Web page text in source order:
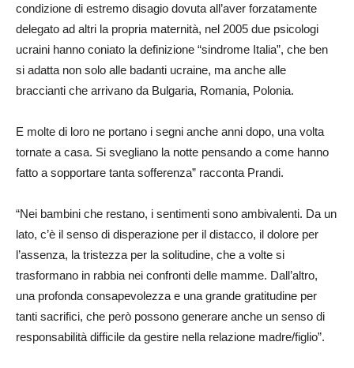
condizione di estremo disagio dovuta all’aver forzatamente
delegato ad altri la propria maternità, nel 2005 due psicologi
ucraini hanno coniato la definizione “sindrome Italia”, che ben
si adatta non solo alle badanti ucraine, ma anche alle
braccianti che arrivano da Bulgaria, Romania, Polonia.
E molte di loro ne portano i segni anche anni dopo, una volta
tornate a casa. Si svegliano la notte pensando a come hanno
fatto a sopportare tanta sofferenza” racconta Prandi.
“Nei bambini che restano, i sentimenti sono ambivalenti. Da un
lato, c’è il senso di disperazione per il distacco, il dolore per
l’assenza, la tristezza per la solitudine, che a volte si
trasformano in rabbia nei confronti delle mamme. Dall’altro,
una profonda consapevolezza e una grande gratitudine per
tanti sacrifici, che però possono generare anche un senso di
responsabilità difficile da gestire nella relazione madre/figlio”.